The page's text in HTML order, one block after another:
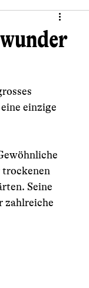
einzige
trockenen
Seine
zahlreiche